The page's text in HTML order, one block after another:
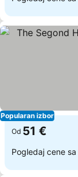
Popularan izbor
Od 51 €
Pogledaj cene sa